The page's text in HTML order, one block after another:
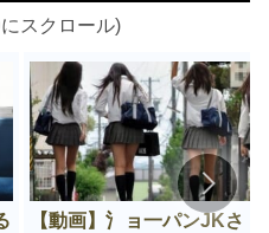
スクロール)
【動画】氵ョ一パンJKさ